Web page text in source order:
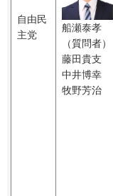
自由民
主党
船瀬泰孝
（質問者）
藤田貴支
中井博幸
牧野芳治